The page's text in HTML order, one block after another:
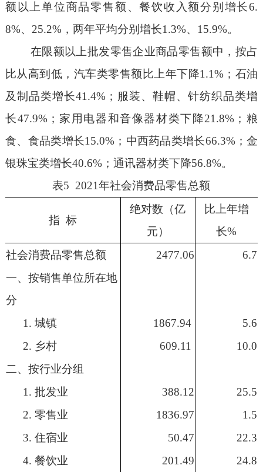
额以上单位商品零售额、餐饮收入额分别增长6.
8%、 25.2%，两年平均分别 增长1.3%、 15.9%。
在限额以上批发零售企业商品零售额中，按占
比从高到低，汽车类零售额比上年下降1.1% ； 石油
及制品类增长41.4%；服装、鞋帽、针纺织品类增
长47.9%；家用电器和音像器材类下降21.8% ；粮
食、食品类增长15.0% ；中西药品类增长66.3%；金
银珠宝类增长40.6%；通讯器材类下降56.8%。
表5 2021年社会消费品零售总额
指 标
绝对数（亿
元）
比上年增
长%
社会消费品零售总额
2477.06
6.7
一、按销售单位所在地
分
1. 城镇 1867.94
5.6
2. 乡村 609.11
10.0
二、按行业分组
1. 批发业 388.12
25.5
2. 零售业 1836.97
1.5
3. 住宿业 50.47
22.3
4. 餐饮业 201.49
24.8